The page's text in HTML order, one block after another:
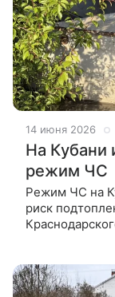
14 июня 2026
На Кубани
режим ЧС
Режим ЧС на
риск